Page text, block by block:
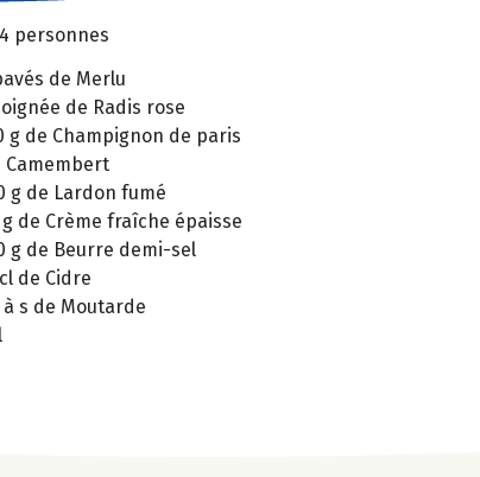
personnes
de Merlu
de Radis rose
g de Champignon de paris
Camembert
g de Lardon fumé
g de Crème fraîche épaisse
g de Beurre demi-sel
de Cidre
à s de Moutarde